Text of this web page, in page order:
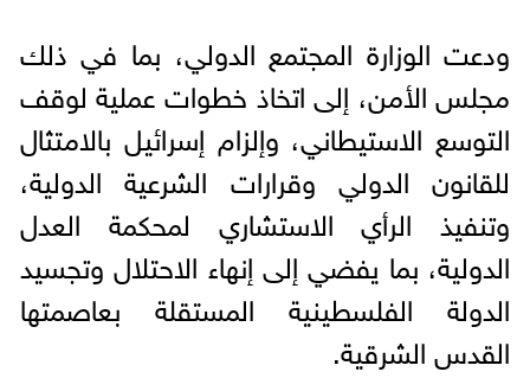
ودعت الوزارة المجتمع الدولي، بما في ذلك
مجلس الأمن، إلى اتخاذ خطوات عملية لوقف
التوسع الاستيطاني، وإلزام إسرائيل بالامتثال
للقانون الدولي وقرارات الشرعية الدولية،
وتنفيذ الرأي الاستشاري لمحكمة العدل
الدولية، بما يفضي إلى إنهاء الاحتلال وتجسيد
الدولة الفلسطينية المستقلة بعاصمتها
القدس الشرقية.